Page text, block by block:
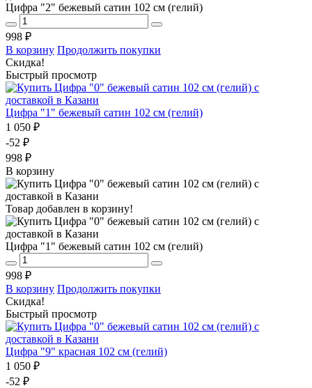
Цифра "2" бежевый сатин 102 см (гелий)
998 ₽
В корзину Продолжить покупки
Скидка!
Быстрый просмотр
Цифра "1" бежевый сатин 102 см (гелий)
1 050 ₽
-52 ₽
998 ₽
В корзину
Товар добавлен в корзину!
Цифра "1" бежевый сатин 102 см (гелий)
998 ₽
В корзину Продолжить покупки
Скидка!
Быстрый просмотр
Цифра "9" красная 102 см (гелий)
1 050 ₽
-52 ₽